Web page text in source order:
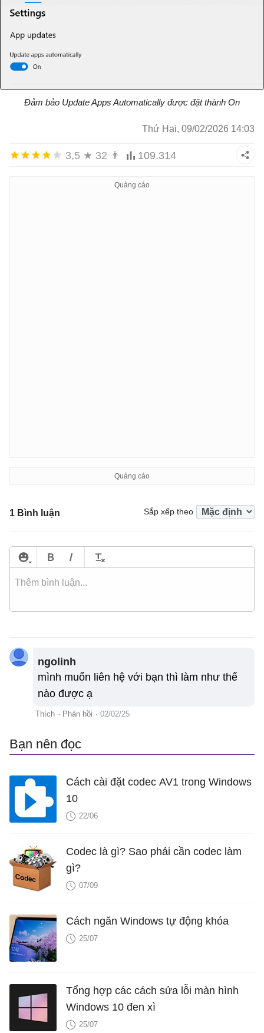
Đảm bảo Update Apps Automatically được đặt thành On
Thứ Hai, 09/02/2026 14:03
3,5 ★ 32 👨 109.314
1 Bình luận Sắp xếp theo
ngolinh
mình muốn liên hệ với bạn thì làm như thế
nào được ạ
Thích · Phản hồi · 02/02/25
Bạn nên đọc
Cách cài đặt codec AV1 trong Windows
10
22/06
Codec là gì? Sao phải cần codec làm
gì?
07/09
Cách ngăn Windows tự động khóa
25/07
Tổng hợp các cách sửa lỗi màn hình
Windows 10 đen xì
25/07